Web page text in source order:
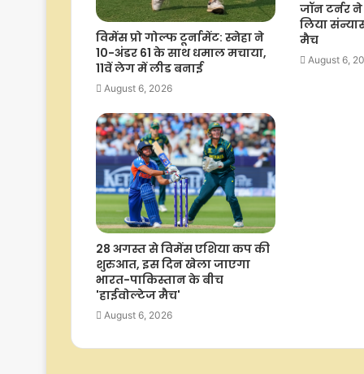
विमेंस प्रो गोल्फ टूर्नामेंट: स्नेहा ने
10-अंडर 61 के साथ धमाल मचाया,
11वें लेग में लीड बनाई
August 6, 2026
जॉन टर्नर
लिया
मैच
August 6,
28 अगस्त से विमेंस एशिया कप की
शुरुआत, इस दिन खेला जाएगा
भारत-पाकिस्तान के बीच
'हाईवोल्टेज मैच'
August 6, 2026